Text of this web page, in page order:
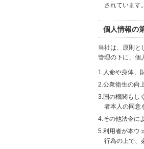
されています。
個人情報の
当社は、原則と
管理の下に、個
1.人命や身体、
2.公衆衛生の向
3.国の機関もし
者本人の同意
4.その他法令に
5.利用者が本ウ
行為の上で、